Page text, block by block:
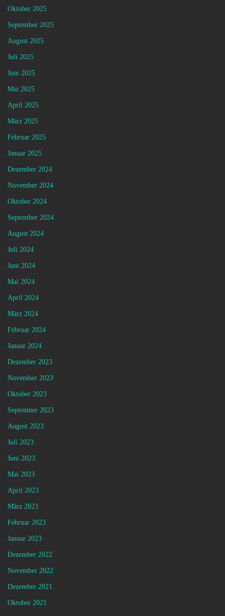
Oktober 2025
September 2025
August 2025
Juli 2025
Juni 2025
Mai 2025
April 2025
März 2025
Februar 2025
Januar 2025
Dezember 2024
November 2024
Oktober 2024
September 2024
August 2024
Juli 2024
Juni 2024
Mai 2024
April 2024
März 2024
Februar 2024
Januar 2024
Dezember 2023
November 2023
Oktober 2023
September 2023
August 2023
Juli 2023
Juni 2023
Mai 2023
April 2023
März 2023
Februar 2023
Januar 2023
Dezember 2022
November 2022
Dezember 2021
Oktober 2021